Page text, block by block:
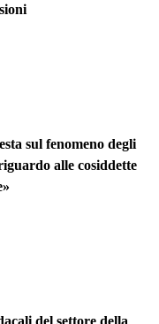
sul fenomeno degli
alle cosiddette
del settore della